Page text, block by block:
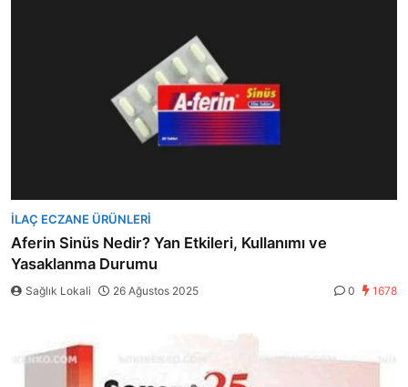
İLAÇ ECZANE ÜRÜNLERI
Aferin Sinüs Nedir? Yan Etkileri, Kullanımı ve
Yasaklanma Durumu
Sağlık Lokali 26 Ağustos 2025 0 1678